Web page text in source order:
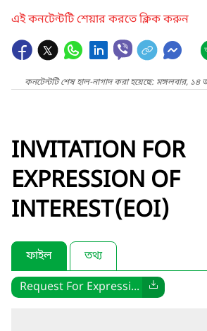
এই কনটেন্টটি শেয়ার করতে ক্লিক করুন
কনটেন্টটি শেষ হাল-নাগাদ করা হয়েছে: মঙ্গলবার,
INVITATION FOR
EXPRESSION OF
INTEREST(EOI)
ফাইল
তথ্য
Request For Expressi...